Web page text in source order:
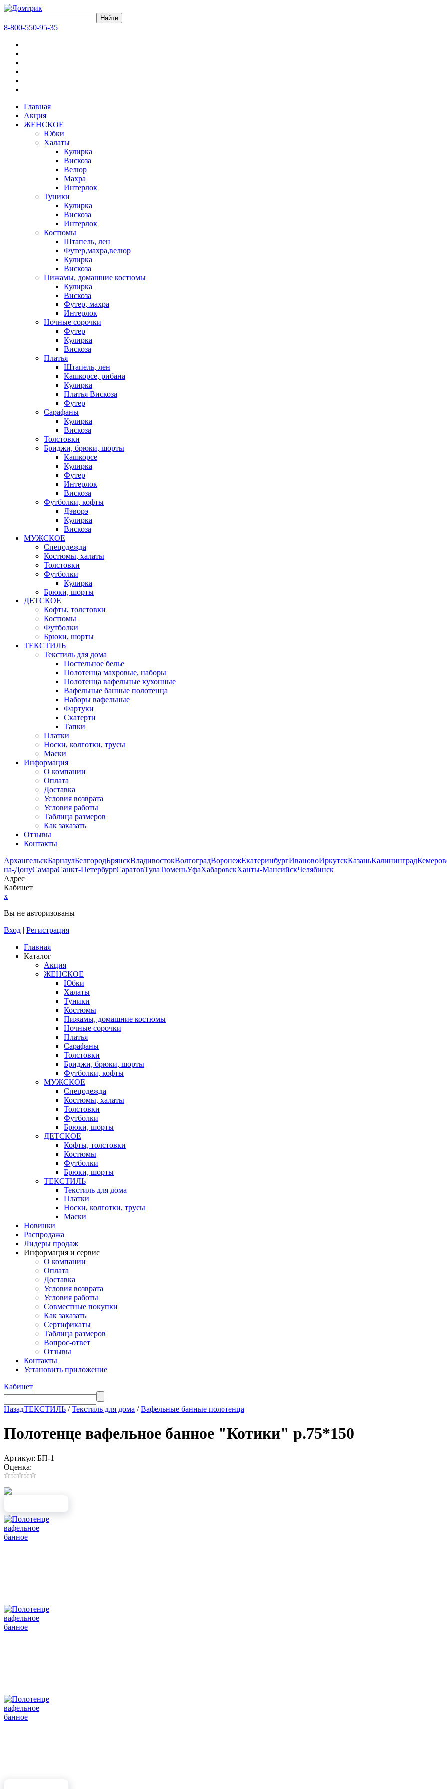
8-800-550-95-35
Главная
Акция
ЖЕНСКОЕ
Юбки
Халаты
Кулирка
Вискоза
Велюр
Махра
Интерлок
Туники
Кулирка
Вискоза
Интерлок
Костюмы
Штапель, лен
Футер,махра,велюр
Кулирка
Вискоза
Пижамы, домашние костюмы
Кулирка
Вискоза
Футер, махра
Интерлок
Ночные сорочки
Футер
Кулирка
Вискоза
Платья
Штапель, лен
Кашкорсе, рибана
Кулирка
Платья Вискоза
Футер
Сарафаны
Кулирка
Вискоза
Толстовки
Бриджи, брюки, шорты
Кашкорсе
Кулирка
Футер
Интерлок
Вискоза
Футболки, кофты
Дэворэ
Кулирка
Вискоза
МУЖСКОЕ
Спецодежда
Костюмы, халаты
Толстовки
Футболки
Кулирка
Брюки, шорты
ДЕТСКОЕ
Кофты, толстовки
Костюмы
Футболки
Брюки, шорты
ТЕКСТИЛЬ
Текстиль для дома
Постельное белье
Полотенца махровые, наборы
Полотенца вафельные кухонные
Вафельные банные полотенца
Наборы вафельные
Фартуки
Скатерти
Тапки
Платки
Носки, колготки, трусы
Маски
Информация
О компании
Оплата
Доставка
Условия возврата
Условия работы
Таблица размеров
Как заказать
Отзывы
Контакты
АрхангельскБарнаулБелгородБрянскВладивостокВолгоградВоронежЕкатеринбургИвановоИркутскКазаньКалининград
на-ДонуСамараСанкт-ПетербургСаратовТулаТюменьУфаХабаровскХанты-МансийскЧелябинск
Адрес
Кабинет
x
Вы не авторизованы
Вход | Регистрация
Главная
Каталог
Акция
ЖЕНСКОЕ
Юбки
Халаты
Туники
Костюмы
Пижамы, домашние костюмы
Ночные сорочки
Платья
Сарафаны
Толстовки
Бриджи, брюки, шорты
Футболки, кофты
МУЖСКОЕ
Спецодежда
Костюмы, халаты
Толстовки
Футболки
Брюки, шорты
ДЕТСКОЕ
Кофты, толстовки
Костюмы
Футболки
Брюки, шорты
ТЕКСТИЛЬ
Текстиль для дома
Платки
Носки, колготки, трусы
Маски
Новинки
Распродажа
Лидеры продаж
Информация и сервис
О компании
Оплата
Доставка
Условия возврата
Условия работы
Совместные покупки
Как заказать
Сертификаты
Таблица размеров
Вопрос-ответ
Отзывы
Контакты
Установить приложение
Кабинет
НазадТЕКСТИЛЬ /Текстиль для дома /Вафельные банные полотенца
Полотенце вафельное банное "Котики" р.75*150
Артикул: БП-1
Оценка: